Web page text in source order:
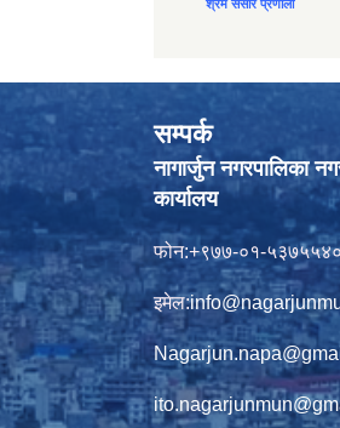
श्रम संसार प्रणाली
सम्पर्क
नागार्जुन नगरपालिका
कार्यालय
फोन:+९७७-०१-
इमेल: